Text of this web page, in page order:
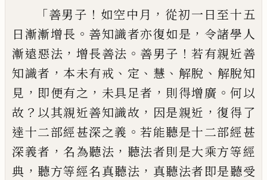
「善男子 ！ 如空中月 ， 從初一日至十五
日漸漸增長 。 善知識者亦復如是 ， 令諸學人
漸遠惡法 ， 增長善法 。 善男子 ！若有親近善
知識者 ，本未有戒 、 定 、 慧 、 解脫 、 解脫知
見 ， 即便有之 ， 未具足者 ， 則得增廣 。何以
故 ？ 以其親近善知識故 ， 因是親近 ，復得了
達十二部經甚深之義 。若能聽是十二部經甚
深義者 ，名為聽法 ， 聽法者則是大乘方等經
典 ， 聽方等經名真聽法 ， 真聽法者即是聽受